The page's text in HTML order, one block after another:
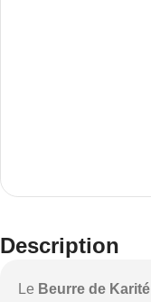
Description
Le Beurre de